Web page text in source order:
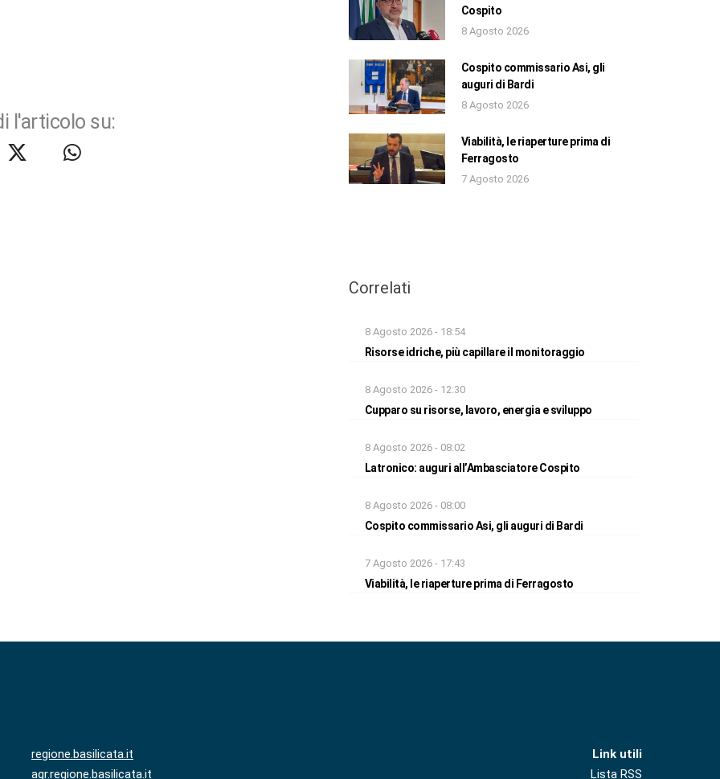
l'articolo su:
Cospito
8 Agosto 2026
Cospito commissario Asi, gli
auguri di Bardi
8 Agosto 2026
Viabilità, le riaperture prima di
Ferragosto
7 Agosto 2026
Correlati
8 Agosto 2026 - 18:54
Risorse idriche, più capillare il monitoraggio
8 Agosto 2026 - 12:30
Cupparo su risorse, lavoro, energia e sviluppo
8 Agosto 2026 - 08:02
Latronico: auguri all’Ambasciatore Cospito
8 Agosto 2026 - 08:00
Cospito commissario Asi, gli auguri di Bardi
7 Agosto 2026 - 17:43
Viabilità, le riaperture prima di Ferragosto
regione.basilicata.it
agr.regione.basilicata.it
Link utili
Lista RSS